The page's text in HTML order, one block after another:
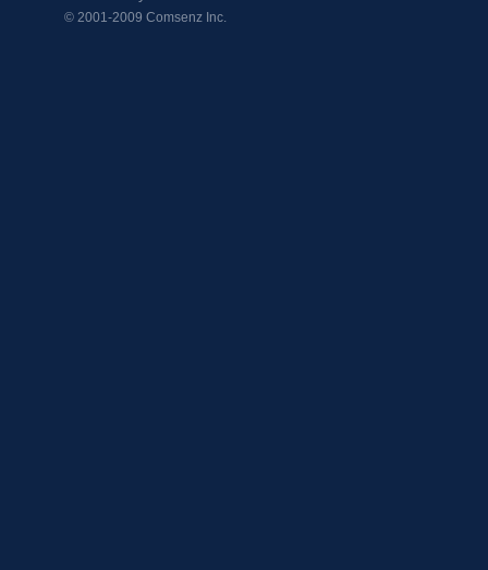
© 2001-2009 Comsenz Inc.